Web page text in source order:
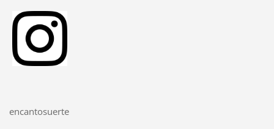
encantosuerte